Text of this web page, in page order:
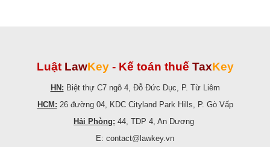
Luật LawKey - Kế toán thuế TaxKey
HN: Biệt thự C7 ngõ 4, Đỗ Đức Dục, P. Từ Liêm
HCM: 26 đường 04, KDC Cityland Park Hills, P. Gò Vấp
Hải Phòng: 44, TDP 4, An Dương
E: contact@lawkey.vn